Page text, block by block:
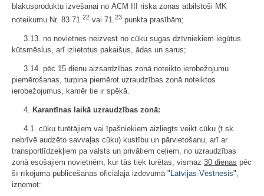
blakusproduktu izvešanai no ĀCM III riska zonas atbilstoši MK
noteikumu Nr. 83 71. 22 vai 71. 23 punkta prasībām;
3.13. no novietnes neizvest no cūku sugas dzīvniekiem iegūtus
kūtsmēslus, arī izlietotus pakaišus, ādas un sarus;
3.14. pēc 15 dienu aizsardzības zonā noteikto ierobežojumu
piemērošanas, turpina piemērot uzraudzības zonā noteiktos
ierobežojumus, kamēr tie ir spēkā.
4. Karantīnas laikā uzraudzības zonā:
4.1. cūku turētājiem vai īpašniekiem aizliegts veikt cūku (t.sk.
nebrīvē audzēto savvaļas cūku) kustību un pārvietošanu, arī ar
transportlīdzekļiem pa valsts un privātiem ceļiem, no uzraudzības
zonā esošajiem novietnēm, kur tās tiek turētas, vismaz 30 dienas pēc
šī rīkojuma publicēšanas oficiālajā izdevumā " Latvijas Vēstnesis",
izņemot: